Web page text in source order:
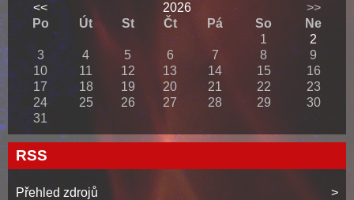
<<
2026
>>
Po
Út St Čt Pá So
Ne
1
2
3
4 5 6 7 8
9
10
11 12 13 14 15
16
17
18 19 20 21 22
23
24
25 26 27 28 29
30
31
RSS
Přehled zdrojů